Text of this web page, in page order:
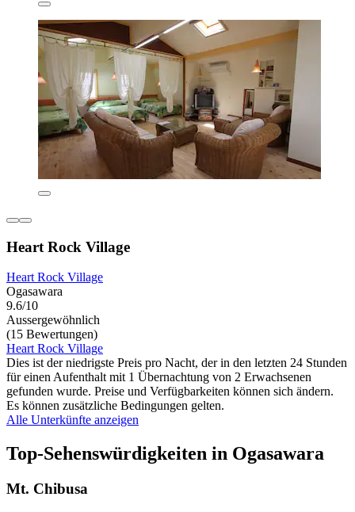
Heart Rock Village
Heart Rock Village
Ogasawara
9.6/10
Aussergewöhnlich
(15 Bewertungen)
Heart Rock Village
Dies ist der niedrigste Preis pro Nacht, der in den letzten 24 Stunden
für einen Aufenthalt mit 1 Übernachtung von 2 Erwachsenen
gefunden wurde. Preise und Verfügbarkeiten können sich ändern.
Es können zusätzliche Bedingungen gelten.
Alle Unterkünfte anzeigen
Top-Sehenswürdigkeiten in Ogasawara
Mt. Chibusa